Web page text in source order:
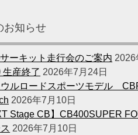
お知らせ
ーキット走行会のご案内 2026
生産終了 2026年7月24日
ルロードスポーツモデル
2026年7月10日
Stage CB】CB400SUPER
2026年7月10日